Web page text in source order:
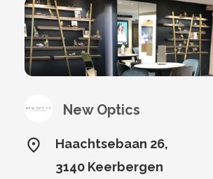
New Optics
Haachtsebaan 26,
3140 Keerbergen